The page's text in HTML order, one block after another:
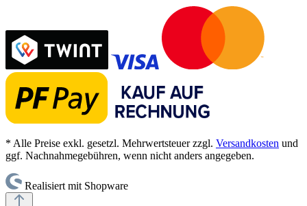
* Alle Preise exkl. gesetzl. Mehrwertsteuer zzgl. Versandkosten und
ggf. Nachnahmegebühren, wenn nicht anders angegeben.
Realisiert mit Shopware